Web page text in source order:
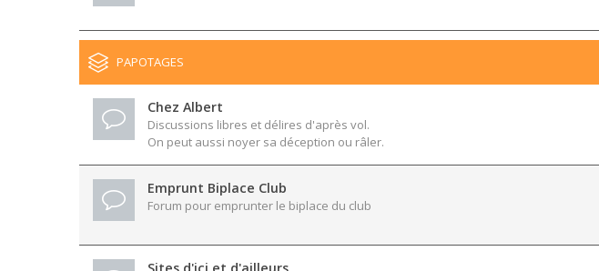
PAPOTAGES
Chez Albert
Discussions libres et délires d'après vol.
On peut aussi noyer sa déception ou râler.
Emprunt Biplace Club
Forum pour emprunter le biplace du club